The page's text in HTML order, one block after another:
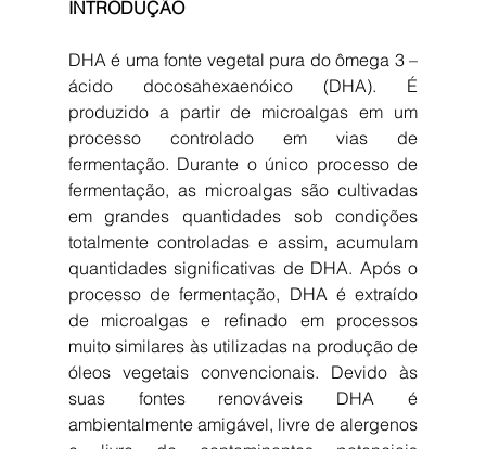
INTRODUÇÃO
DHA é uma fonte vegetal pura do ômega 3 –
ácido docosahexaenóico (DHA). É
produzido a partir de microalgas em um
processo controlado em vias de
fermentação. Durante o único processo de
fermentação, as microalgas são cultivadas
em grandes quantidades sob condições
totalmente controladas e assim, acumulam
quantidades significativas de DHA. Após o
processo de fermentação, DHA é extraído
de microalgas e refinado em processos
muito similares às utilizadas na produção de
óleos vegetais convencionais. Devido às
suas fontes renováveis DHA é
ambientalmente amigável, livre de alergenos